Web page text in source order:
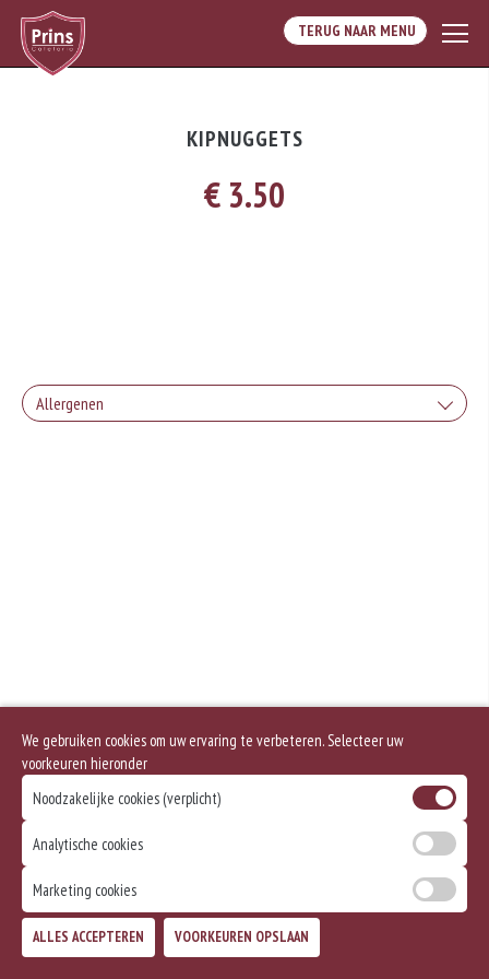
TERUG NAAR MENU
KIPNUGGETS
€ 3.50
Allergenen
We gebruiken cookies om uw ervaring te verbeteren. Selecteer uw
voorkeuren hieronder
Noodzakelijke cookies (verplicht)
Analytische cookies
Marketing cookies
ALLES ACCEPTEREN VOORKEUREN OPSLAAN